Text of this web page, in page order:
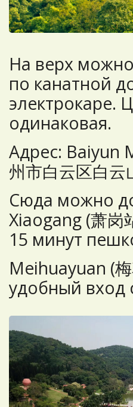
На верх
по канатной
электрокаре.
одинаковая.
Адрес: Baiyun
州市白云区白云
Сюда можно
Xiaogang (萧
15 минут
Meihuayuan (
удобный вход